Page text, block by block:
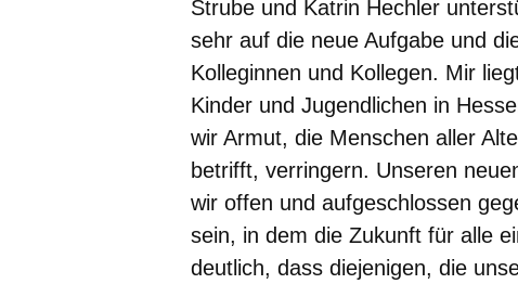
Strube und Katrin Hechler
sehr auf die neue Aufgabe und
Kolleginnen und Kollegen. Mir
Kinder und Jugendlichen in
wir Armut, die Menschen aller
betrifft, verringern. Unseren
wir offen und aufgeschlossen
sein, in dem die Zukunft für alle
deutlich, dass diejenigen, die